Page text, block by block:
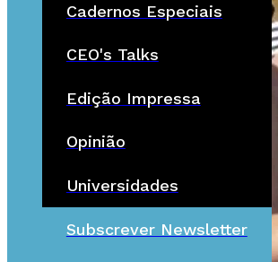
Cadernos Especiais
CEO's Talks
Edição Impressa
Opinião
Universidades
Subscrever Newsletter